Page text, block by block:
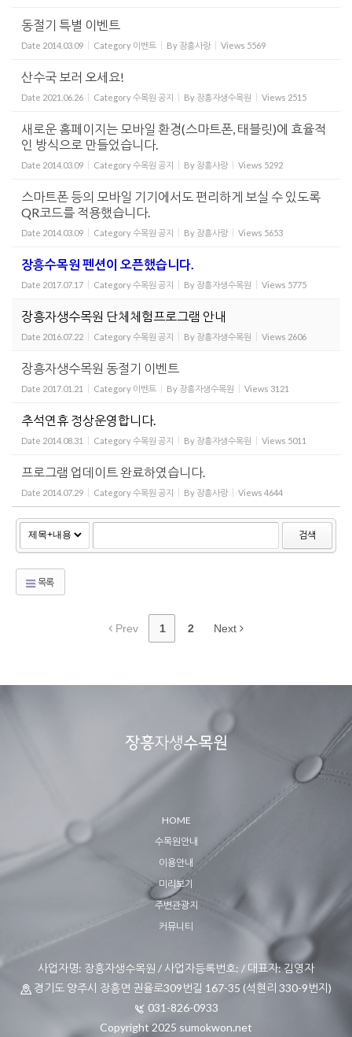
동절기 특별 이벤트
Date 2014.03.09 Category 이벤트 By 장흥사랑 Views 5569
산수국 보러 오세요!
Date 2021.06.26 Category수목원 공지 By 장흥자생수목원 Views 2515
새로운 홈페이지는 모바일 환경(스마트폰, 태블릿)에 효율적
인 방식으로 만들었습니다.
Date 2014.03.09 Category수목원 공지 By 장흥사랑 Views 5292
스마트폰 등의 모바일 기기에서도 편리하게 보실 수 있도록
QR코드를 적용했습니다.
Date 2014.03.09 Category수목원 공지 By 장흥사랑 Views 5653
장흥수목원 펜션이 오픈했습니다.
Date 2017.07.17 Category수목원 공지 By 장흥자생수목원 Views 5775
장흥자생수목원 단체체험프로그램 안내
Date 2016.07.22 Category수목원 공지 By 장흥자생수목원 Views 2606
장흥자생수목원 동절기 이벤트
Date 2017.01.21 Category 이벤트 By 장흥자생수목원 Views 3121
추석연휴 정상운영합니다.
Date 2014.08.31 Category수목원 공지 By 장흥자생수목원 Views 5011
프로그램 업데이트 완료하였습니다.
Date 2014.07.29 Category수목원 공지 By 장흥사랑 Views 4644
검색
목록
Prev 1 2 Next
HOME
수목원안내
이용안내
미리보기
주변관광지
커뮤니티
사업자명: 장흥자생수목원 / 사업자등록번호: / 대표자: 김영자
경기도 양주시 장흥면 권율로309번길 167-35 (석현리 330-9번지)
031-826-0933
Copyright 2025 sumokwon.net